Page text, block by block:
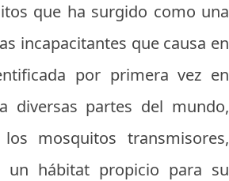
que ha surgido como una
incapacitantes que causa en
por primera vez en
diversas partes del mundo,
mosquitos transmisores,
un hábitat propicio para su